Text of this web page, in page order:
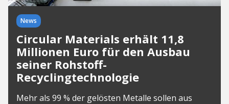
News
Circular Materials erhält 11,8
Millionen Euro für den Ausbau
seiner Rohstoff-
Recyclingtechnologie
Mehr als 99 % der gelösten Metalle sollen aus